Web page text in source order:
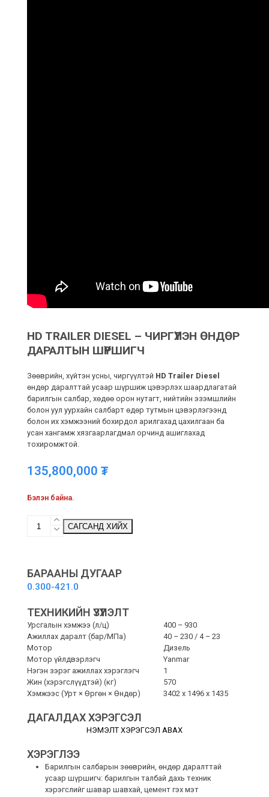
HD TRAILER DIESEL – ЧИРГҮҮЛЭН ӨНДӨР
ДАРАЛТЫН ШҮРШИГЧ
Зөөврийн, хүйтэн усны, чиргүүлтэй HD Trailer Diesel
өндөр даралттай усаар шүршиж цэвэрлэх шаардлагатай
барилгын салбар, хөдөө орон нутагт, нийтийн эзэмшлийн
болон уул уурхайн салбарт өдөр тутмын цэвэрлэгээнд
болон их хэмжээний бохирдол арилгахад цахилгаан ба
усан хангамж хязгаарлагдмал орчинд ашиглахад
тохиромжтой.
135,800,000 ₮
Бэлэн байна.
Trailer
өндөр
даралтын
quantity
САГСАНД ХИЙХ
БАРААНЫ ДУГААР
0.300-421.0
ТЕХНИКИЙН ҮЗҮҮЛЭЛТ
Урсгалын хэмжээ (л/ц)
400 – 930
Ажиллах даралт (бар/МПа)
40 – 230 / 4 – 23
Мотор
Дизель
Мотор үйлдвэрлэгч
Yanmar
Нэгэн зэрэг ажиллах хэрэглэгч
1
Жин (хэрэгслүүдтэй) (кг)
570
Хэмжээс (Урт × Өргөн × Өндөр)
3402 x 1496 x 1435
ДАГАЛДАХ ХЭРЭГСЭЛ
НЭМЭЛТ ХЭРЭГСЭЛ АВАХ
ХЭРЭГЛЭЭ
Барилгын салбарын зөөврийн, өндөр даралттай
усаар шүршигч: барилгын талбай дахь техник
хэрэгслийг шавар шавхай, цемент гэх мэт